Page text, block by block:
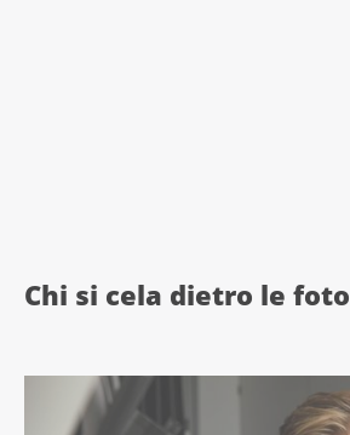
Chi si cela dietro le foto